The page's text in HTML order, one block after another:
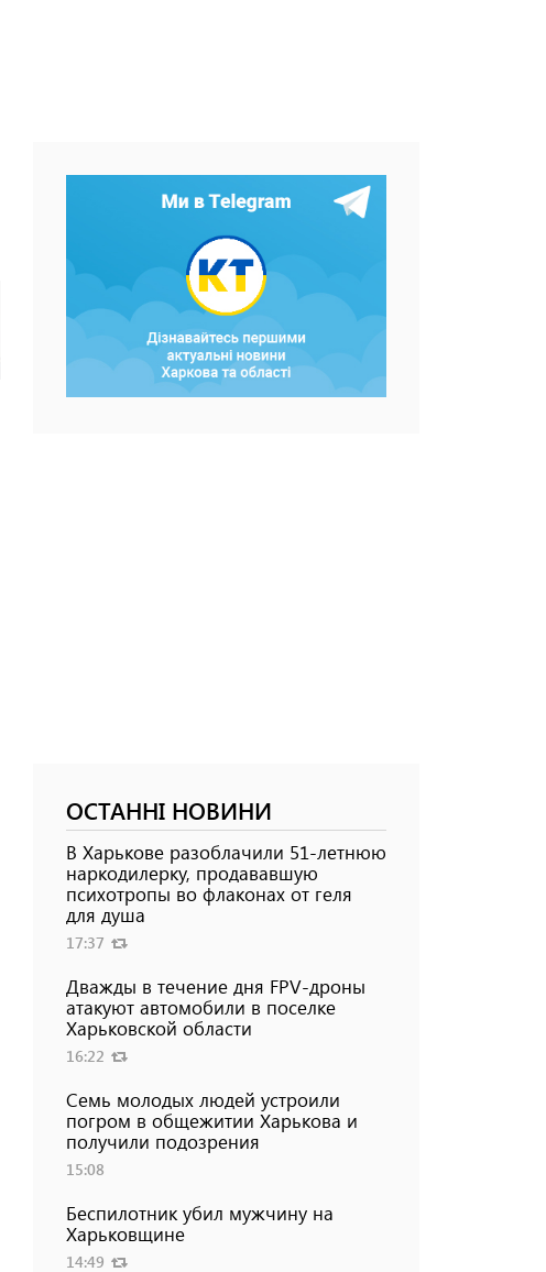
ОСТАННІ НОВИНИ
В Харькове разоблачили 51-летнюю
наркодилерку, продававшую
психотропы во флаконах от геля
для душа
17:37
Дважды в течение дня FPV-дроны
атакуют автомобили в поселке
Харьковской области
16:22
Семь молодых людей устроили
погром в общежитии Харькова и
получили подозрения
15:08
Беспилотник убил мужчину на
Харьковщине
14:49